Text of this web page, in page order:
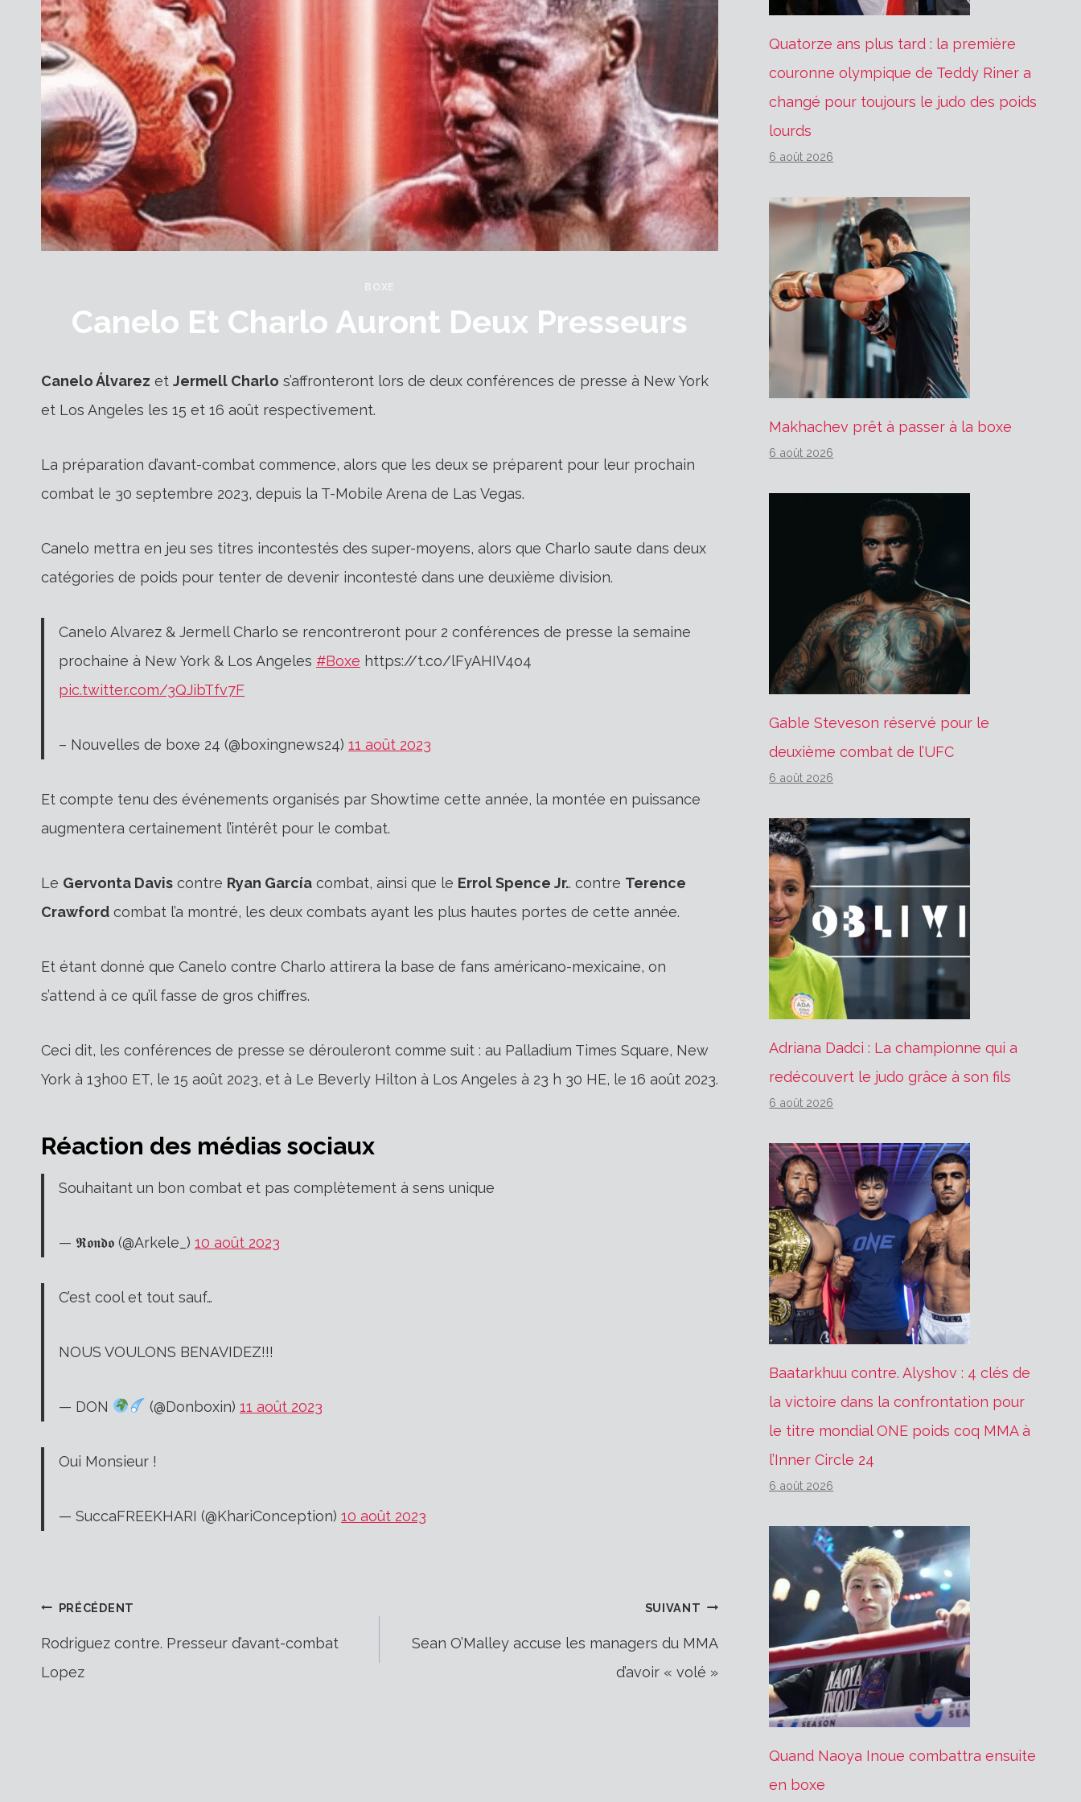
BOXE
Canelo Et Charlo Auront Deux Presseurs
Canelo Álvarez et Jermell Charlo s’affronteront lors de deux conférences de presse à New York
et Los Angeles les 15 et 16 août respectivement.
La préparation d’avant-combat commence, alors que les deux se préparent pour leur prochain
combat le 30 septembre 2023, depuis la T-Mobile Arena de Las Vegas.
Canelo mettra en jeu ses titres incontestés des super-moyens, alors que Charlo saute dans deux
catégories de poids pour tenter de devenir incontesté dans une deuxième division.
Canelo Alvarez & Jermell Charlo se rencontreront pour 2 conférences de presse la semaine
prochaine à New York & Los Angeles #Boxe https://t.co/lFyAHIV4o4
pic.twitter.com/3QJibTfv7F
– Nouvelles de boxe 24 (@boxingnews24) 11 août 2023
Et compte tenu des événements organisés par Showtime cette année, la montée en puissance
augmentera certainement l’intérêt pour le combat.
Le Gervonta Davis contre Ryan García combat, ainsi que le Errol Spence Jr.. contre Terence
Crawford combat l’a montré, les deux combats ayant les plus hautes portes de cette année.
Et étant donné que Canelo contre Charlo attirera la base de fans américano-mexicaine, on
s’attend à ce qu’il fasse de gros chiffres.
Ceci dit, les conférences de presse se dérouleront comme suit : au Palladium Times Square, New
York à 13h00 ET, le 15 août 2023, et à Le Beverly Hilton à Los Angeles à 23 h 30 HE, le 16 août 2023.
Réaction des médias sociaux
Souhaitant un bon combat et pas complètement à sens unique
— 𝕽𝖔𝖓𝖉𝖔 (@Arkele_) 10 août 2023
C’est cool et tout sauf…
NOUS VOULONS BENAVIDEZ!!!
— DON (@Donboxin) 11 août 2023
Oui Monsieur !
— SuccaFREEKHARI (@KhariConception) 10 août 2023
Navigation
PRÉCÉDENT
Rodriguez contre. Presseur d’avant-combat
Lopez
SUIVANT
Sean O’Malley accuse les managers du MMA
d’avoir « volé »
Quatorze ans plus tard : la première
couronne olympique de Teddy Riner a
changé pour toujours le judo des poids
lourds
6 août 2026
Makhachev prêt à passer à la boxe
6 août 2026
Gable Steveson réservé pour le
deuxième combat de l’UFC
6 août 2026
Adriana Dadci : La championne qui a
redécouvert le judo grâce à son fils
6 août 2026
Baatarkhuu contre. Alyshov : 4 clés de
la victoire dans la confrontation pour
le titre mondial ONE poids coq MMA à
l’Inner Circle 24
6 août 2026
Quand Naoya Inoue combattra ensuite
en boxe